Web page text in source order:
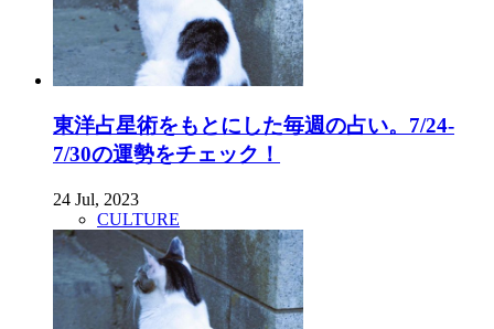
東洋占星術をもとにした毎週の占い。7/24-
7/30の運勢をチェック！
24 Jul, 2023
CULTURE